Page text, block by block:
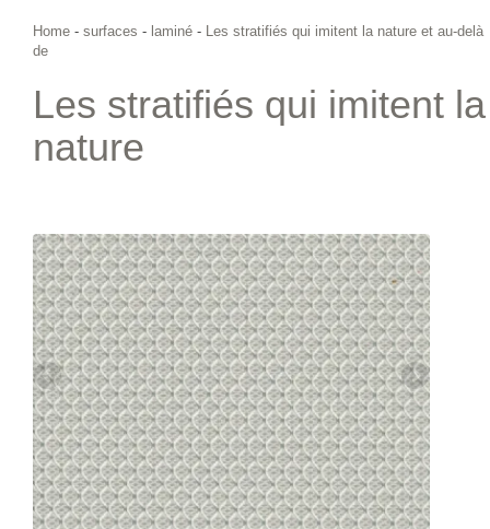
Home - surfaces - laminé - Les stratifiés qui imitent la nature et au-delà
de
Les stratifiés qui imitent la
nature